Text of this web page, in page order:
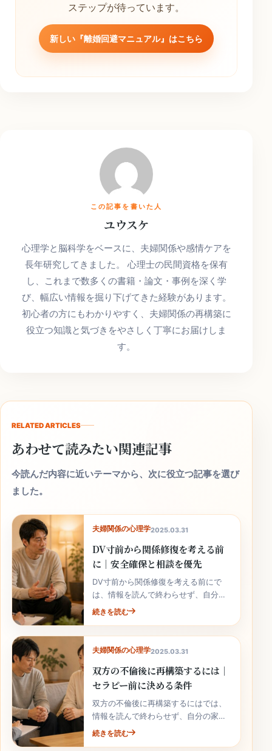
ステップが待っています。
新しい『離婚回避マニュアル』はこちら
この記事を書いた人
ユウスケ
心理学と脳科学をベースに、夫婦関係や感情ケアを
長年研究してきました。 心理士の民間資格を保有
し、これまで数多くの書籍・論文・事例を深く学
び、幅広い情報を掘り下げてきた経験があります。
初心者の方にもわかりやすく、夫婦関係の再構築に
役立つ知識と気づきをやさしく丁寧にお届けしま
す。
RELATED ARTICLES
あわせて読みたい関連記事
今読んだ内容に近いテーマから、次に役立つ記事を選び
ました。
夫婦関係の心理学2025.03.31
DV寸前から関係修復を考える前
に｜安全確保と相談を優先
DV寸前から関係修復を考える前にで
は、情報を読んで終わらせず、自分の
家庭の事実と次の行動へ落とし込むこ
続きを読む
夫婦関係の心理学2025.03.31
双方の不倫後に再構築するには｜
セラピー前に決める条件
双方の不倫後に再構築するにはでは、
情報を読んで終わらせず、自分の家庭
の事実と次の行動へ落とし込むことが
続きを読む